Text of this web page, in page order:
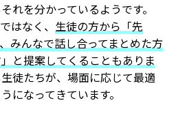
れを分かっているようです。
はなく、 生徒の方から「先
みんなで話し合ってまとめた方
と提案してくることもありま
徒たちが、場面に応じて最適
になってきています。